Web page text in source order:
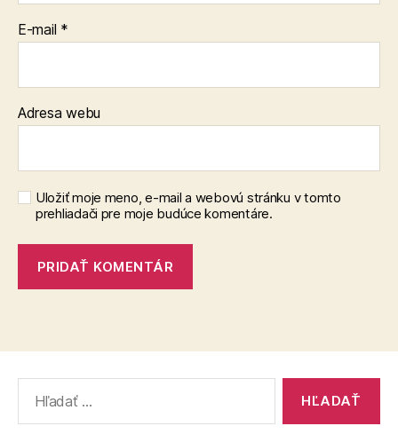
E-mail *
Adresa webu
Uložiť moje meno, e-mail a webovú stránku v tomto
prehliadači pre moje budúce komentáre.